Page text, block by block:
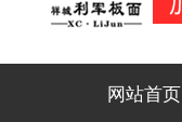
网站首页